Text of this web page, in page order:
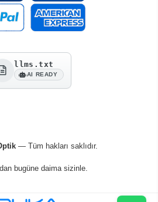
llms.txt
AI READY
— Tüm hakları saklıdır.
bugüne daima sizinle.